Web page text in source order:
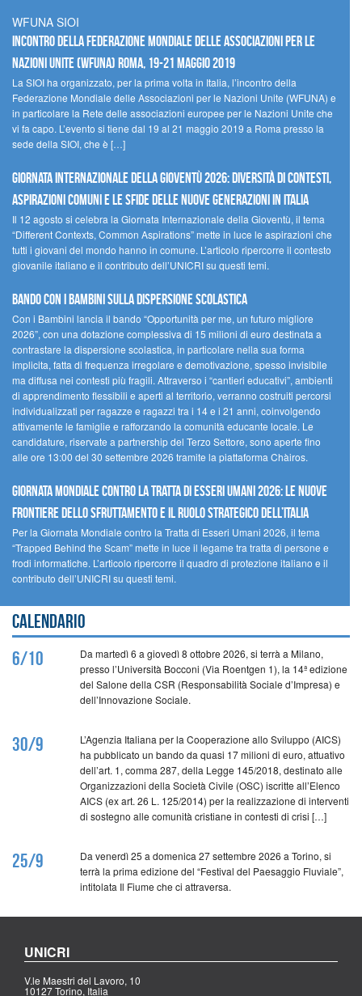
WFUNA SIOI
Incontro della Federazione Mondiale delle Associazioni per le
Nazioni Unite (WFUNA) Roma, 19-21 maggio 2019
La SIOI ha organizzato, per la prima volta in Italia, l’incontro della
Federazione Mondiale delle Associazioni per le Nazioni Unite (WFUNA) e
in particolare la Rete delle associazioni europee per le Nazioni Unite che
vi fa capo. L’evento si tiene dal 19 al 21 maggio 2019 a Roma presso la
sede della SIOI, che è […]
GIORNATA INTERNAZIONALE DELLA GIOVENTÙ 2026: DIVERSITÀ DI CONTESTI,
ASPIRAZIONI COMUNI E LE SFIDE DELLE NUOVE GENERAZIONI IN ITALIA
Il 12 agosto si celebra la Giornata Internazionale della Gioventù, il tema
“Different Contexts, Common Aspirations” mette in luce le aspirazioni che
tutti i giovani del mondo hanno in comune. L’articolo ripercorre il contesto
giovanile italiano e il contributo dell’UNICRI su questi temi.
Bando Con i Bambini sulla dispersione scolastica
Con i Bambini lancia il bando “Opportunità per me, un futuro migliore
2026”, con una dotazione complessiva di 15 milioni di euro destinata a
contrastare la dispersione scolastica, in particolare nella sua forma
implicita, fatta di frequenza irregolare e demotivazione, spesso invisibile
ma diffusa nei contesti più fragili. Attraverso i “cantieri educativi”, ambienti
di apprendimento flessibili e aperti al territorio, verranno costruiti percorsi
individualizzati per ragazze e ragazzi tra i 14 e i 21 anni, coinvolgendo
attivamente le famiglie e rafforzando la comunità educante locale. Le
candidature, riservate a partnership del Terzo Settore, sono aperte fino
alle ore 13:00 del 30 settembre 2026 tramite la piattaforma Chàiros.
GIORNATA MONDIALE CONTRO LA TRATTA DI ESSERI UMANI 2026: LE NUOVE
FRONTIERE DELLO SFRUTTAMENTO E IL RUOLO STRATEGICO DELL’ITALIA
Per la Giornata Mondiale contro la Tratta di Esseri Umani 2026, il tema
“Trapped Behind the Scam” mette in luce il legame tra tratta di persone e
frodi informatiche. L’articolo ripercorre il quadro di protezione italiano e il
contributo dell’UNICRI su questi temi.
Calendario
6/10
Da martedì 6 a giovedì 8 ottobre 2026, si terrà a Milano,
presso l’Università Bocconi (Via Roentgen 1), la 14ª edizione
del Salone della CSR (Responsabilità Sociale d’Impresa) e
dell’Innovazione Sociale.
30/9
L’Agenzia Italiana per la Cooperazione allo Sviluppo (AICS)
ha pubblicato un bando da quasi 17 milioni di euro, attuativo
dell’art. 1, comma 287, della Legge 145/2018, destinato alle
Organizzazioni della Società Civile (OSC) iscritte all’Elenco
AICS (ex art. 26 L. 125/2014) per la realizzazione di interventi
di sostegno alle comunità cristiane in contesti di crisi […]
25/9
Da venerdì 25 a domenica 27 settembre 2026 a Torino, si
terrà la prima edizione del “Festival del Paesaggio Fluviale”,
intitolata Il Fiume che ci attraversa.
UNICRI
V.le Maestri del Lavoro, 10
10127 Torino, Italia